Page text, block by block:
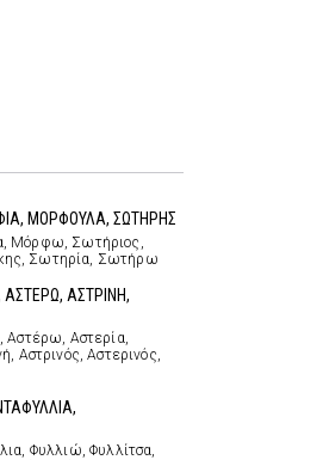
ΜΟΡΦΟΥΛΑ, ΣΩΤΗΡΗΣ
Μόρφω, Σωτήριος,
Σωτηρία, Σωτήρω
ΑΣΤΕΡΩ, ΑΣΤΡΙΝΗ,
Αστέρω, Αστερία,
Αστρινός, Αστερινός,
Φυλλιώ, Φυλλίτσα,